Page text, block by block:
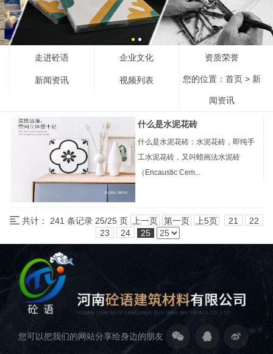
走进砼语 企业文化 资质荣誉
新闻资讯 视频列表 您的位置： 首页> 新
闻资讯
什么是水泥花砖
什么是水泥花砖：水泥花砖，即纯手
工水泥花砖，又叫蜡画法水泥砖
（Encaustic Cem...
共计： 241 条记录 25/25 页 上一页 第一页 上5页 21
22
23
24 25
您可以把我们的网站分享给身边的朋友